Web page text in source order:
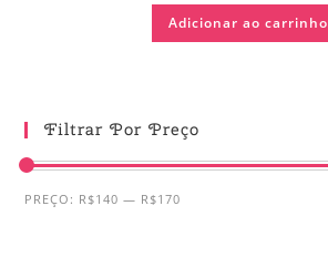
Adicionar ao carrinho
Filtrar Por Preço
PREÇO: R$140 — R$170